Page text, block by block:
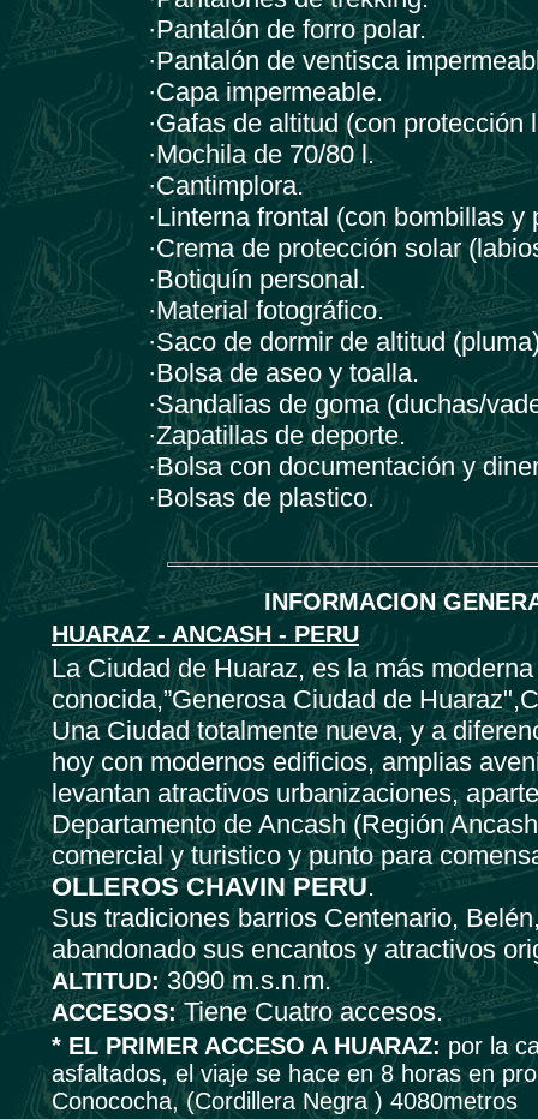
·Pantalón de forro polar.
·Pantalón de ventisca
·Capa impermeable.
·Gafas de altitud (con protección
·Mochila de 70/80 l.
·Cantimplora.
·Linterna frontal (con bombillas y
·Crema de protección solar
·Botiquín personal.
·Material fotográfico.
·Saco de dormir de altitud
·Bolsa de aseo y toalla.
·Sandalias de goma (duchas/
·Zapatillas de deporte.
·Bolsa con documentación y
·Bolsas de plastico.
INFORMACION
HUARAZ - ANCASH - PERU
La Ciudad de Huaraz, es la más
conocida,”Generosa Ciudad de
Una Ciudad totalmente nueva, y a
hoy con modernos edificios, amplias
levantan atractivos urbanizaciones,
Departamento de Ancash (Región
comercial y turistico y punto para
OLLEROS CHAVIN PERU.
Sus tradiciones barrios Centenario,
abandonado sus encantos y atractivos
ALTITUD: 3090 m.s.n.m.
ACCESOS:Tiene Cuatro accesos.
* EL PRIMER ACCESO A HUARAZ: por la
asfaltados, el viaje se hace en 8 horas en
Conococha, (Cordillera Negra ) 4080metros